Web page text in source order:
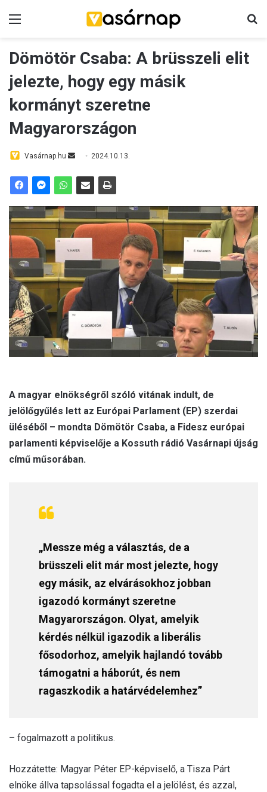
Menü
Dömötör Csaba: A brüsszeli elit
jelezte, hogy egy másik
kormányt szeretne
Magyarországon
Vasárnap.hu
Send
email
2024.10.13.
A magyar elnökségről szóló vitának indult, de
jelölőgyűlés lett az Európai Parlament (EP) szerdai
üléséből – mondta Dömötör Csaba, a Fidesz európai
parlamenti képviselője a Kossuth rádió Vasárnapi újság
című műsorában.
„Messze még a választás, de a
brüsszeli elit már most jelezte, hogy
egy másik, az elvárásokhoz jobban
igazodó kormányt szeretne
Magyarországon. Olyat, amelyik
kérdés nélkül igazodik a liberális
fősodorhoz, amelyik hajlandó tovább
támogatni a háborút, és nem
ragaszkodik a határvédelemhez”
– fogalmazott a politikus.
Hozzátette: Magyar Péter EP-képviselő, a Tisza Párt
elnöke állva tapsolással fogadta el a jelölést, és azzal,